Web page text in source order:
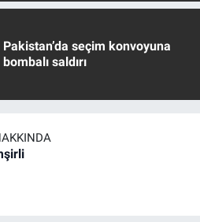
Pakistan’da seçim konvoyuna
bombalı saldırı